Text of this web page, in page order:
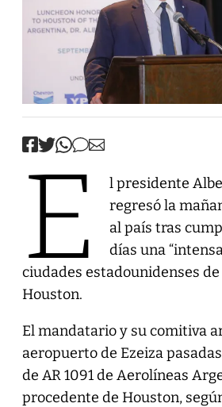
E
l presidente
regresó la
al país tras
días una
ciudades estadounidenses
Houston.
El mandatario y su comitiva
aeropuerto de Ezeiza
de AR 1091 de Aerolíneas
procedente de Houston,